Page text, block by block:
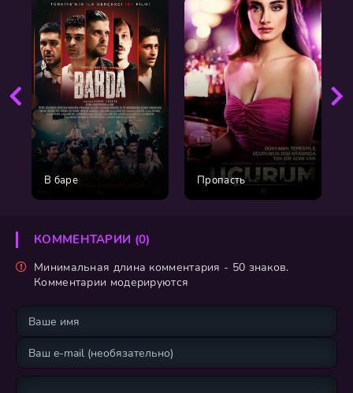
В баре Пропасть
КОММЕНТАРИИ (0)
Минимальная длина комментария - 50 знаков.
Комментарии модерируются